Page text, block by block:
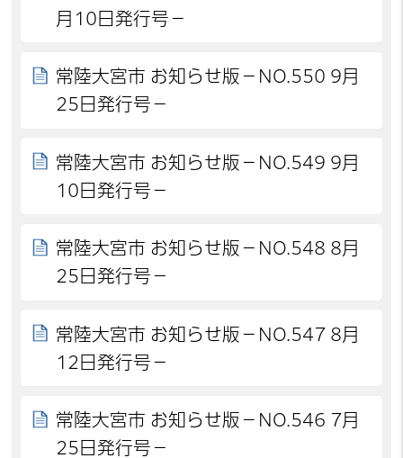
月10日発行号－
常陸大宮市 お知らせ版－NO.550 9月
25日発行号－
常陸大宮市 お知らせ版－NO.549 9月
10日発行号－
常陸大宮市 お知らせ版－NO.548 8月
25日発行号－
常陸大宮市 お知らせ版－NO.547 8月
12日発行号－
常陸大宮市 お知らせ版－NO.546 7月
25日発行号－